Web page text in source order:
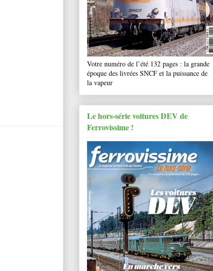
Votre numéro de l’été 132 pages : la grande
époque des livrées SNCF et la puissance de
la vapeur
Le hors-série voitures DEV de
Ferrovissime !